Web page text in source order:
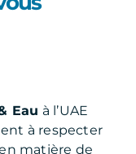
Eau à l’UAE
à respecter
matière de